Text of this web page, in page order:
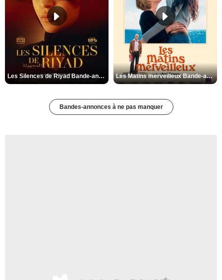
Les Silences de Riyad Bande-annonce VO STFR Les Matins merveilleux Bande-annonce VF
Bandes-annonces à ne pas manquer